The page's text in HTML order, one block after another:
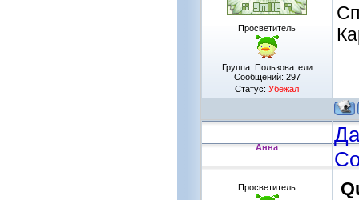
Просветитель
Группа: Пользователи
Сообщений: 297
Статус: Убежал
Анна
Просветитель